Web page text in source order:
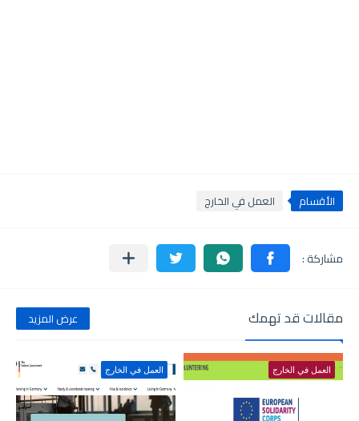
الأقسام العمل في الخارج
مقالات قد تهمك عرض المزيد
العمل في الخارج العمل في الخارج